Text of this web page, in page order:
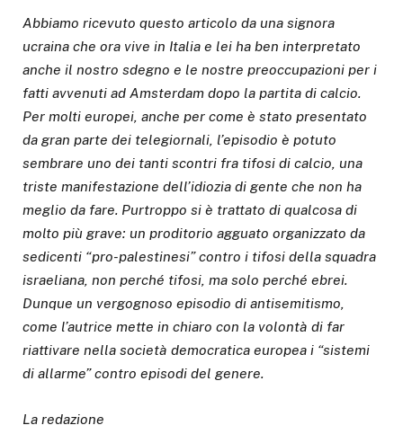
Abbiamo ricevuto questo articolo da una signora
ucraina che ora vive in Italia e lei ha ben interpretato
anche il nostro sdegno e le nostre preoccupazioni per i
fatti avvenuti ad Amsterdam dopo la partita di calcio.
Per molti europei, anche per come è stato presentato
da gran parte dei telegiornali, l’episodio è potuto
sembrare uno dei tanti scontri fra tifosi di calcio, una
triste manifestazione dell’idiozia di gente che non ha
meglio da fare. Purtroppo si è trattato di qualcosa di
molto più grave: un proditorio agguato organizzato da
sedicenti “pro-palestinesi” contro i tifosi della squadra
israeliana, non perché tifosi, ma solo perché ebrei.
Dunque un vergognoso episodio di antisemitismo,
come l’autrice mette in chiaro con la volontà di far
riattivare nella società democratica europea i “sistemi
di allarme” contro episodi del genere.
La redazione